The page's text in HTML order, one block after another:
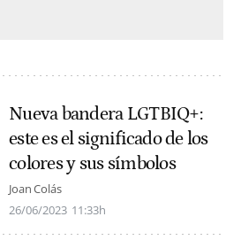
Nueva bandera LGTBIQ+:
este es el significado de los
colores y sus símbolos
Joan Colás
26/06/2023 11:33h